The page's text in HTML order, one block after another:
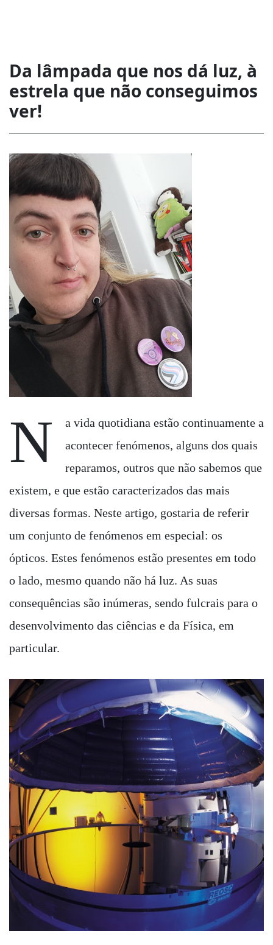
Da lâmpada que nos dá luz, à
estrela que não conseguimos
ver!
N
a vida quotidiana estão continuamente a
acontecer fenómenos, alguns dos quais
reparamos, outros que não sabemos que
existem, e que estão caracterizados das mais
diversas formas. Neste artigo, gostaria de referir
um conjunto de fenómenos em especial: os
ópticos. Estes fenómenos estão presentes em todo
o lado, mesmo quando não há luz. As suas
consequências são inúmeras, sendo fulcrais para o
desenvolvimento das ciências e da Física, em
particular.